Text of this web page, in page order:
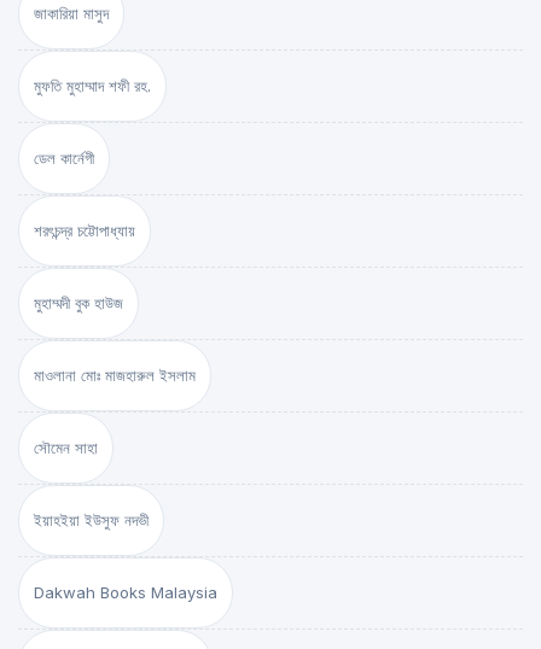
জাকারিয়া মাসুদ
মুফতি মুহাম্মাদ শফী রহ.
ডেল কার্নেগী
শরৎচন্দ্র চট্টোপাধ্যায়
মুহাম্মদী বুক হাউজ
মাওলানা মোঃ মাজহারুল ইসলাম
সৌমেন সাহা
ইয়াহইয়া ইউসুফ নদভী
Dakwah Books Malaysia